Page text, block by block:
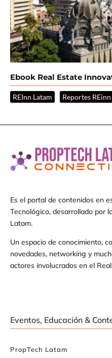
Ebook Real Estate
REInn Latam Reportes REinn
Es el portal de contenidos en
Tecnológico, desarrollado por
Latam.
Un espacio de conocimiento,
novedades, networking y
actores involucrados en el
Eventos, Educación &
PropTech Latam